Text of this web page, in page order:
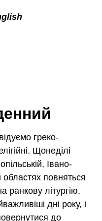
греко-
Щонеділі
Івано-
областях повняться
ранкову літургію.
дні року, і
до